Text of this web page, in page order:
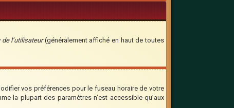
de l’utilisateur(généralement affiché en haut de toutes
vos préférences pour le fuseau horaire de votre
la plupart des paramètres n’est accessible qu’aux